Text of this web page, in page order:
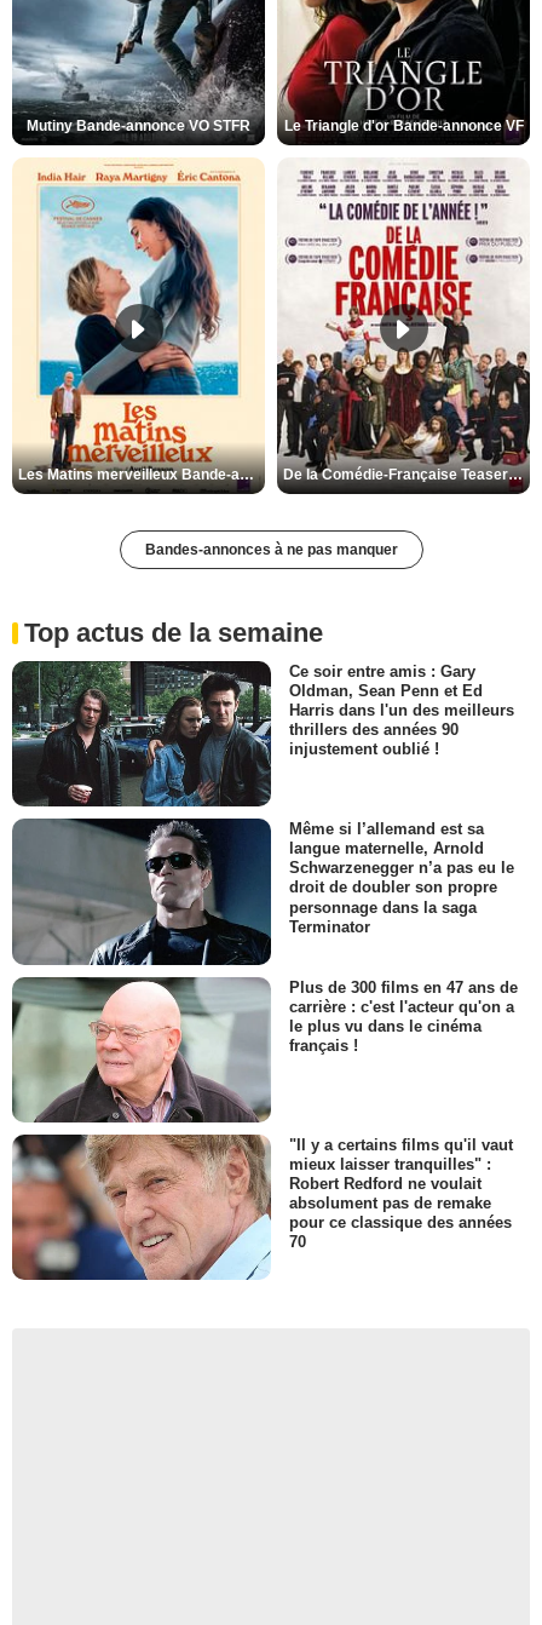
Mutiny Bande-annonce VO STFR Le Triangle d'or Bande-annonce VF
Les Matins merveilleux Bande-annonce VF De la Comédie-Française Teaser VF
Bandes-annonces à ne pas manquer
Top actus de la semaine
Ce soir entre amis : Gary
Oldman, Sean Penn et Ed
Harris dans l'un des meilleurs
thrillers des années 90
injustement oublié !
Même si l’allemand est sa
langue maternelle, Arnold
Schwarzenegger n’a pas eu le
droit de doubler son propre
personnage dans la saga
Terminator
Plus de 300 films en 47 ans de
carrière : c'est l'acteur qu'on a
le plus vu dans le cinéma
français !
"Il y a certains films qu'il vaut
mieux laisser tranquilles" :
Robert Redford ne voulait
absolument pas de remake
pour ce classique des années
70